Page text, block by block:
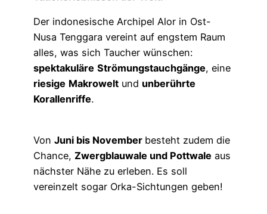
Der indonesische Archipel Alor in Ost-
Nusa Tenggara vereint auf engstem Raum
alles, was sich Taucher wünschen:
spektakuläre Strömungstauchgänge, eine
riesige Makrowelt und unberührte
Korallenriffe.
Von Juni bis November besteht zudem die
Chance, Zwergblauwale und Pottwale aus
nächster Nähe zu erleben. Es soll
vereinzelt sogar Orka-Sichtungen geben!